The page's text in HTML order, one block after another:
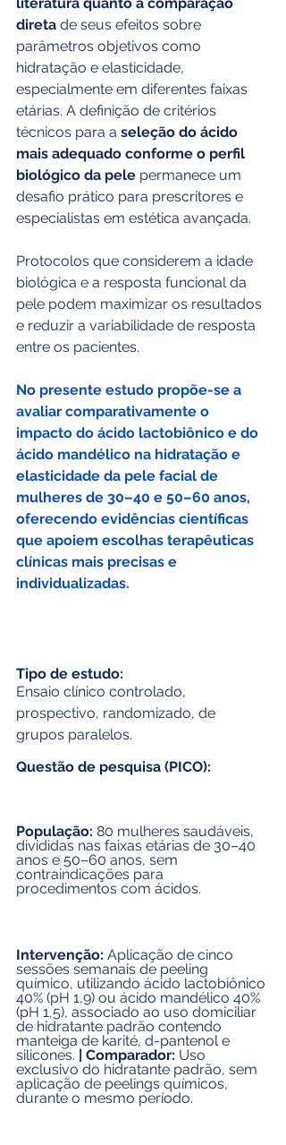
literatura quanto à comparação
direta de seus efeitos sobre
parâmetros objetivos como
hidratação e elasticidade,
especialmente em diferentes faixas
etárias. A definição de critérios
técnicos para a seleção do ácido
mais adequado conforme o perfil
biológico da pele permanece um
desafio prático para prescritores e
especialistas em estética avançada.
Protocolos que considerem a idade
biológica e a resposta funcional da
pele podem maximizar os resultados
e reduzir a variabilidade de resposta
entre os pacientes.
No presente estudo propõe-se a
avaliar comparativamente o
impacto do ácido lactobiônico e do
ácido mandélico na hidratação e
elasticidade da pele facial de
mulheres de 30–40 e 50–60 anos,
oferecendo evidências científicas
que apoiem escolhas terapêuticas
clínicas mais precisas e
individualizadas.
Tipo de estudo:
Ensaio clínico controlado,
prospectivo, randomizado, de
grupos paralelos.
Questão de pesquisa (PICO):
População: 80 mulheres saudáveis,
divididas nas faixas etárias de 30–40
anos e 50–60 anos, sem
contraindicações para
procedimentos com ácidos.
Intervenção: Aplicação de cinco
sessões semanais de peeling
químico, utilizando ácido lactobiônico
40% (pH 1,9) ou ácido mandélico 40%
(pH 1,5), associado ao uso domiciliar
de hidratante padrão contendo
manteiga de karité, d-pantenol e
silicones.
| Comparador: Uso
exclusivo do hidratante padrão, sem
aplicação de peelings químicos,
durante o mesmo período.